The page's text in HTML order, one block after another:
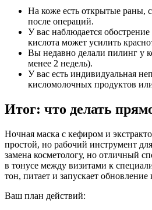
На коже есть открытые раны,
после операций.
У вас наблюдается
кислота может усилить
Вы недавно делали пилинг у
менее 2 недель).
У вас есть индивидуальная
кисломолочных продуктов
Итог: что делать
Ночная маска с кефиром и
простой, но рабочий инструмент
замена косметологу, но отличный
в тонусе между визитами к
тон, питает и запускает обновление
Ваш план действий: